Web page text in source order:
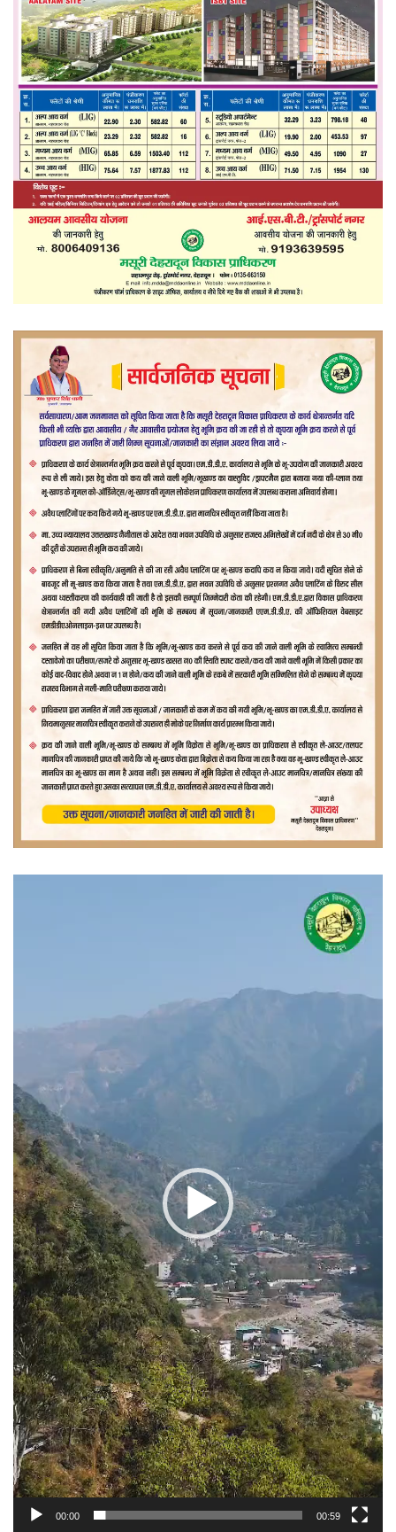
00:00 00:59